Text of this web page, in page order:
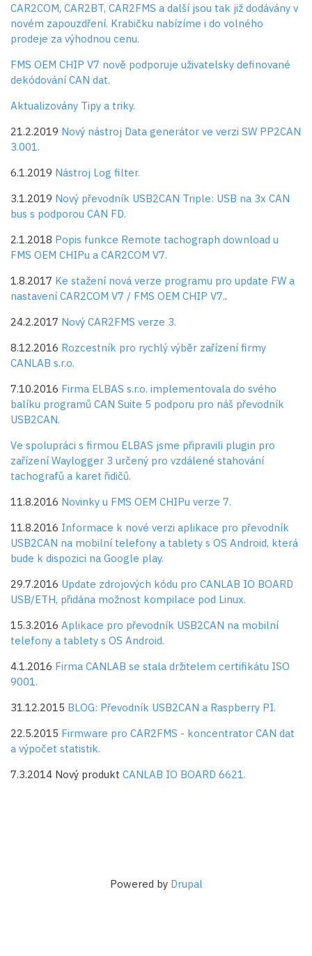
CAR2COM, CAR2BT, CAR2FMS a další jsou tak již dodávány v
novém zapouzdření. Krabičku nabízíme i do volného
prodeje za výhodnou cenu.
FMS OEM CHIP V7 nově podporuje uživatelsky definované
dekódování CAN dat.
Aktualizovány Tipy a triky.
21.2.2019 Nový nástroj Data generátor ve verzi SW PP2CAN
3.001.
6.1.2019 Nástroj Log filter.
3.1.2019 Nový převodník USB2CAN Triple: USB na 3x CAN
bus s podporou CAN FD.
2.1.2018 Popis funkce Remote tachograph download u
FMS OEM CHIPu a CAR2COM V7.
1.8.2017 Ke stažení nová verze programu pro update FW a
nastavení CAR2COM V7 / FMS OEM CHIP V7..
24.2.2017 Nový CAR2FMS verze 3.
8.12.2016 Rozcestník pro rychlý výběr zařízení firmy
CANLAB s.r.o.
7.10.2016 Firma ELBAS s.r.o. implementovala do svého
balíku programů CAN Suite 5 podporu pro náš převodník
USB2CAN.
Ve spolupráci s firmou ELBAS jsme připravili plugin pro
zařízení Waylogger 3 určený pro vzdálené stahování
tachografů a karet řidičů.
11.8.2016 Novinky u FMS OEM CHIPu verze 7.
11.8.2016 Informace k nové verzi aplikace pro převodník
USB2CAN na mobilní telefony a tablety s OS Android, která
bude k dispozici na Google play.
29.7.2016 Update zdrojových kódu pro CANLAB IO BOARD
USB/ETH, přidána možnost kompilace pod Linux.
15.3.2016 Aplikace pro převodník USB2CAN na mobilní
telefony a tablety s OS Android.
4.1.2016 Firma CANLAB se stala držitelem certifikátu ISO
9001.
31.12.2015 BLOG: Převodník USB2CAN a Raspberry PI.
22.5.2015 Firmware pro CAR2FMS - koncentrator CAN dat
a výpočet statistik.
7.3.2014 Nový produkt CANLAB IO BOARD 6621.
Powered by Drupal